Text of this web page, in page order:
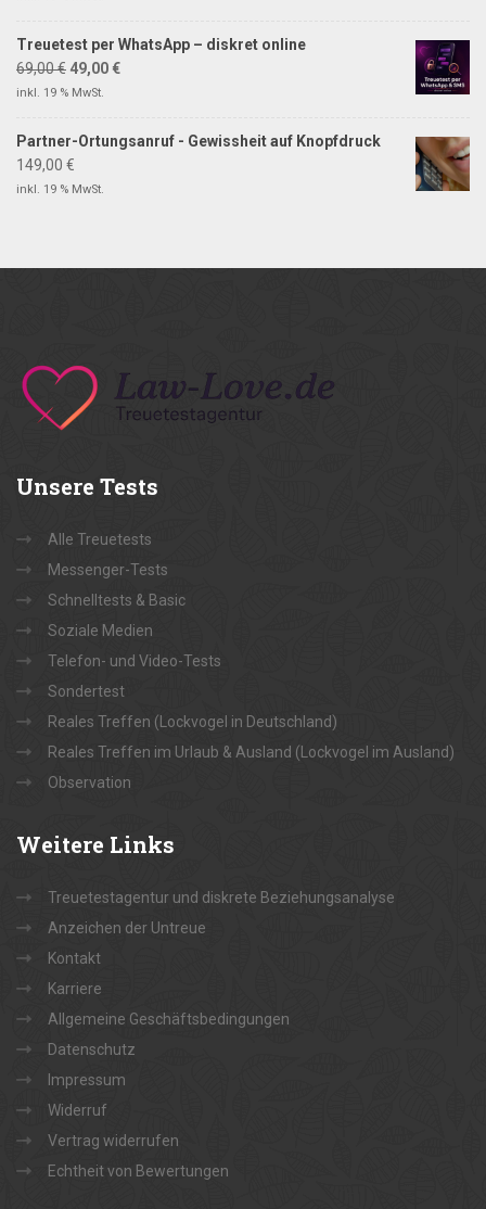
Treuetest per WhatsApp – diskret online
69,00€ 49,00 €
inkl. 19 % MwSt.
Partner-Ortungsanruf - Gewissheit auf Knopfdruck
149,00 €
inkl. 19 % MwSt.
Unsere Tests
Alle Treuetests
Messenger-Tests
Schnelltests & Basic
Soziale Medien
Telefon- und Video-Tests
Sondertest
Reales Treffen (Lockvogel in Deutschland)
Reales Treffen im Urlaub & Ausland (Lockvogel im Ausland)
Observation
Weitere Links
Treuetestagentur und diskrete Beziehungsanalyse
Anzeichen der Untreue
Kontakt
Karriere
Allgemeine Geschäftsbedingungen
Datenschutz
Impressum
Widerruf
Vertrag widerrufen
Echtheit von Bewertungen